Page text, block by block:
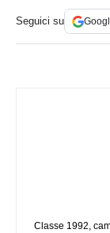
Seguici su
Classe 1992,